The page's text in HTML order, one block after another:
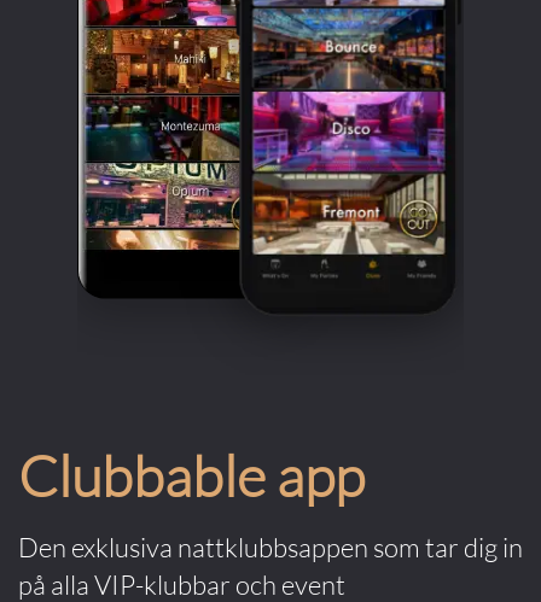
Clubbable app
Den exklusiva nattklubbsappen som tar dig in
på alla VIP-klubbar och event